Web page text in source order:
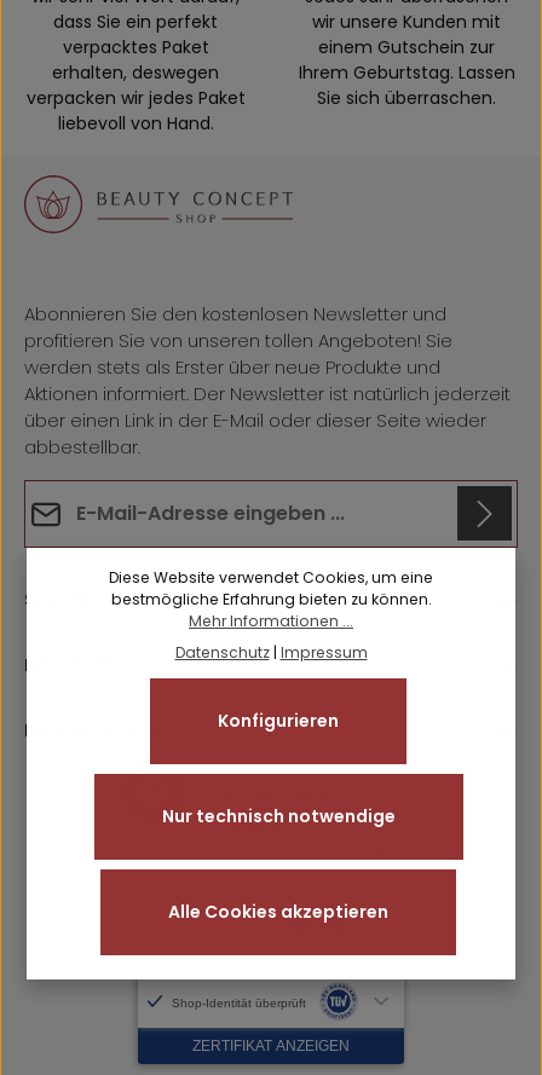
dass Sie ein perfekt
verpacktes Paket
erhalten, deswegen
verpacken wir jedes Paket
liebevoll von Hand.
wir unsere Kunden mit
einem Gutschein zur
Ihrem Geburtstag. Lassen
Sie sich überraschen.
Abonnieren Sie den kostenlosen Newsletter und
profitieren Sie von unseren tollen Angeboten! Sie
werden stets als Erster über neue Produkte und
Aktionen informiert. Der Newsletter ist natürlich jederzeit
über einen Link in der E-Mail oder dieser Seite wieder
abbestellbar.
Datenschutz
Ich habe dieDatenschutzbestimmungenzur Kenntnis
genommen und dieAGBgelesen und bin mit ihnen
einverstanden.
Anti-Roboter-Verifizierung
Hier klicken
FriendlyCaptcha ⇗
Die mit einem Stern (*) markierten Felder sind
Service-Hotline
Rechtliches
Informationen
Diese Website verwendet Cookies, um eine
bestmögliche Erfahrung bieten zu können.
Mehr Informationen ...
Datenschutz| Impressum
Nur technisch notwendige
Konfigurieren
Alle Cookies akzeptieren